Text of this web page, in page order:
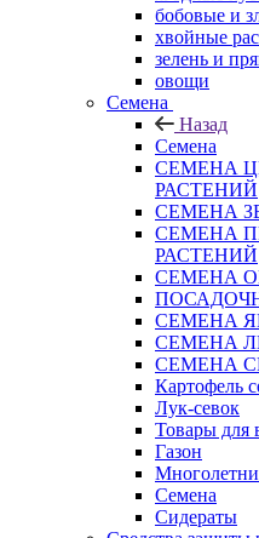
бобовые и
хвойные
зелень и
овощи
Семена
Назад
Семена
СЕМЕНА
РАСТЕНИЙ
СЕМЕНА
СЕМЕНА
РАСТЕНИЙ
СЕМЕНА
СЕМЕНА
СЕМЕНА
СЕМЕНА
Картофель
Лук-севок
Товары для
Газон
Семена
Сидераты